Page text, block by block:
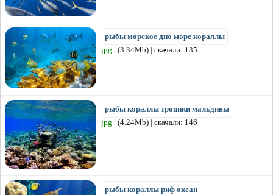
рыбы морское дно море кораллы
jpg | (3.34Mb) | скачали: 135
рыбы кораллы тропики мальдивы
jpg | (4.24Mb) | скачали: 146
рыбы кораллы риф океан